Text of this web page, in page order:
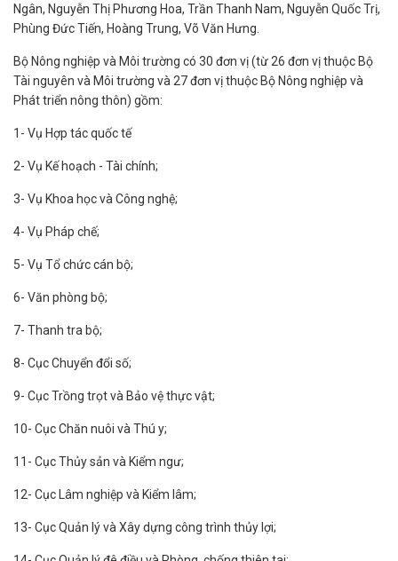
Ngân, Nguyễn Thị Phương Hoa, Trần Thanh Nam, Nguyễn Quốc Trị,
Phùng Đức Tiến, Hoàng Trung, Võ Văn Hưng.
Bộ Nông nghiệp và Môi trường có 30 đơn vị (từ 26 đơn vị thuộc Bộ
Tài nguyên và Môi trường và 27 đơn vị thuộc Bộ Nông nghiệp và
Phát triển nông thôn) gồm:
1- Vụ Hợp tác quốc tế
2- Vụ Kế hoạch - Tài chính;
3- Vụ Khoa học và Công nghệ;
4- Vụ Pháp chế;
5- Vụ Tổ chức cán bộ;
6- Văn phòng bộ;
7- Thanh tra bộ;
8- Cục Chuyển đổi số;
9- Cục Trồng trọt và Bảo vệ thực vật;
10- Cục Chăn nuôi và Thú y;
11- Cục Thủy sản và Kiểm ngư;
12- Cục Lâm nghiệp và Kiểm lâm;
13- Cục Quản lý và Xây dựng công trình thủy lợi;